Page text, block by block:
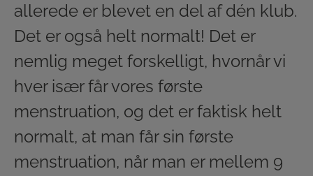
allerede er blevet en del af dén klub.
Det er også helt normalt! Det er
nemlig meget forskelligt, hvornår vi
hver især får vores første
menstruation, og det er faktisk helt
normalt, at man får sin første
menstruation, når man er mellem 9